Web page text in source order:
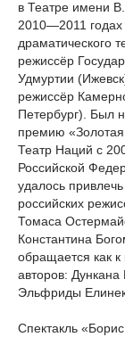
в Театре имени
2010—2011
драматического
режиссёр
Удмуртии
режиссёр
Петербург). Был
премию «Золотая
Театр Наций с
Российской
удалось
российских
Томаса
Константина
обращается как к
авторов:
Эльфриды
Спектакль